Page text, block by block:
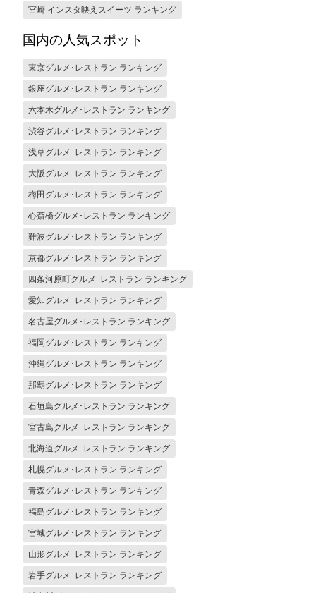
宮崎 インスタ映えスイーツ ランキング
国内の人気スポット
東京グルメ･レストラン ランキング
銀座グルメ･レストラン ランキング
六本木グルメ･レストラン ランキング
渋谷グルメ･レストラン ランキング
浅草グルメ･レストラン ランキング
大阪グルメ･レストラン ランキング
梅田グルメ･レストラン ランキング
心斎橋グルメ･レストラン ランキング
難波グルメ･レストラン ランキング
京都グルメ･レストラン ランキング
四条河原町グルメ･レストラン ランキング
愛知グルメ･レストラン ランキング
名古屋グルメ･レストラン ランキング
福岡グルメ･レストラン ランキング
沖縄グルメ･レストラン ランキング
那覇グルメ･レストラン ランキング
石垣島グルメ･レストラン ランキング
宮古島グルメ･レストラン ランキング
北海道グルメ･レストラン ランキング
札幌グルメ･レストラン ランキング
青森グルメ･レストラン ランキング
福島グルメ･レストラン ランキング
宮城グルメ･レストラン ランキング
山形グルメ･レストラン ランキング
岩手グルメ･レストラン ランキング